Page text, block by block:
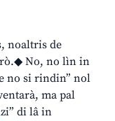
noaltris de
No, no lìn in
no si rindin” nol
ma pal
di lâ in